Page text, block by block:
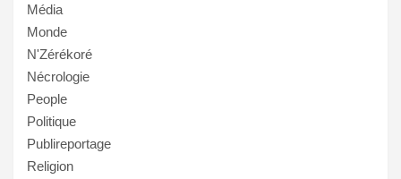
Média
Monde
N'Zérékoré
Nécrologie
People
Politique
Publireportage
Religion